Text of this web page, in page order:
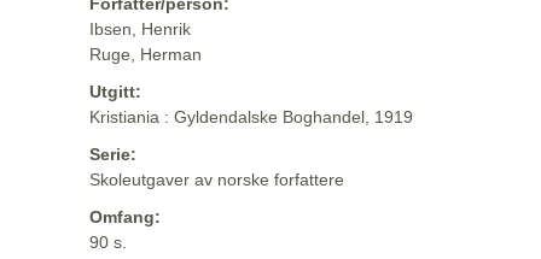
Ibsen, Henrik
Ruge, Herman
Utgitt:
Kristiania : Gyldendalske Boghandel, 1919
Serie:
Skoleutgaver av norske forfattere
Omfang:
90 s.